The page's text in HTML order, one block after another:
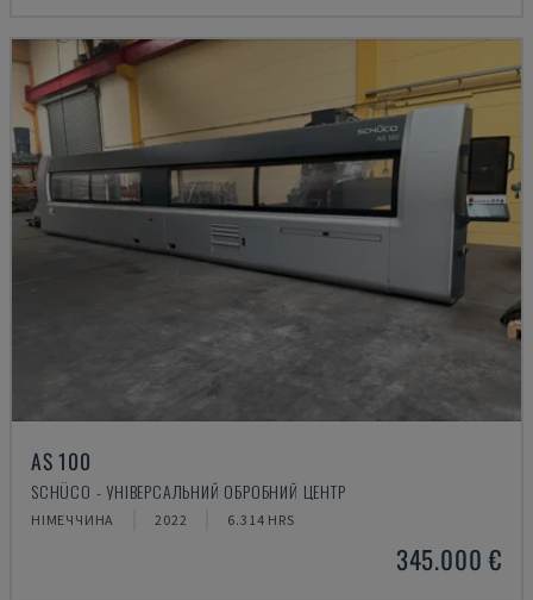
AS 100
SCHÜCO - УНІВЕРСАЛЬНИЙ ОБРОБНИЙ ЦЕНТР
НІМЕЧЧИНА 2022 6.314 HRS
345.000 €